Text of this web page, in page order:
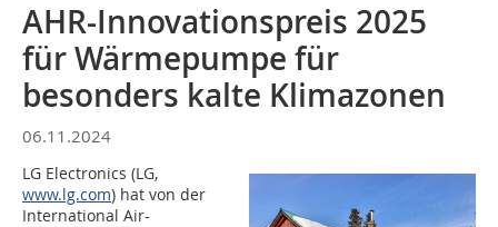
AHR-Innovationspreis 2025
für Wärmepumpe für
besonders kalte Klimazonen
06.11.2024
LG Electronics (LG,
www.lg.com) hat von der
International Air-